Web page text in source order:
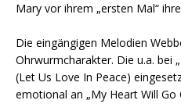
Mary vor ihrem „ersten Mal“
Die eingängigen Melodien
Ohrwurmcharakter. Die u.a. bei
(Let Us Love In Peace)
emotional an „My Heart Will Go